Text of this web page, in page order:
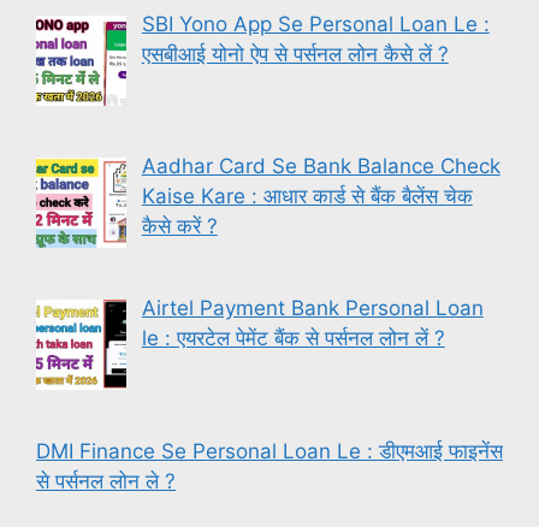
SBI Yono App Se Personal Loan Le :
एसबीआई योनो ऐप से पर्सनल लोन कैसे लें ?
Aadhar Card Se Bank Balance Check
Kaise Kare : आधार कार्ड से बैंक बैलेंस चेक
कैसे करें ?
Airtel Payment Bank Personal Loan
le : एयरटेल पेमेंट बैंक से पर्सनल लोन लें ?
DMI Finance Se Personal Loan Le : डीएमआई फाइनेंस
से पर्सनल लोन ले ?